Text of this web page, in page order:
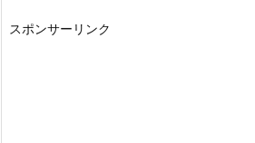
スポンサーリンク